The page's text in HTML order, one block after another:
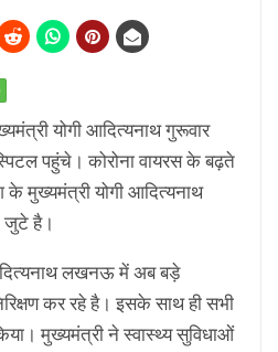
योगी आदित्यनाथ गुरूवार
पहुंचे। कोरोना वायरस के बढ़ते
मुख्यमंत्री योगी आदित्यनाथ
जुटे है।
लखनऊ में अब बड़े
कर रहे है। इसके साथ ही सभी
मुख्यमंत्री ने स्वास्थ्य सुविधाओं